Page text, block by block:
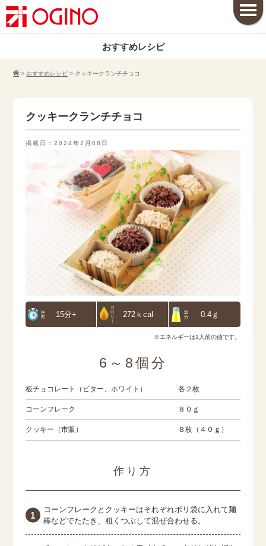
おすすめレシピ
> おすすめレシピ > クッキークランチチョコ
クッキークランチチョコ
掲載日：2024年2月08日
15分+ 272ｋcal 0.4ｇ
※エネルギーは1人前の値です。
6～8個分
板チョコレート（ビター、ホワイト） 各２枚
コーンフレーク ８０ｇ
クッキー（市販） ８枚（４０ｇ）
作り方
コーンフレークとクッキーはそれぞれポリ袋に入れて麺
棒などでたたき、粗くつぶして混ぜ合わせる。